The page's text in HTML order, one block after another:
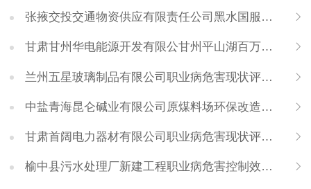
张掖交投交通物资供应有限责任公司黑水国服务区加油加气站职业病危害控制效果评价报告
甘肃甘州华电能源开发有限公甘州平山湖百万千瓦风电基地10万千瓦风电4#项目职业病危害控制效果评价报告
兰州五星玻璃制品有限公司职业病危害现状评价报告
中盐青海昆仑碱业有限公司原煤料场环保改造项目职业病危害控制效果评价报告
甘肃首阔电力器材有限公司职业病危害现状评价报告
榆中县污水处理厂新建工程职业病危害控制效果评价报告